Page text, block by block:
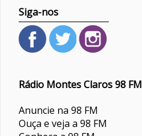
Siga-nos
Rádio Montes Claros 98 FM
Anuncie na 98 FM
Ouça e veja a 98 FM